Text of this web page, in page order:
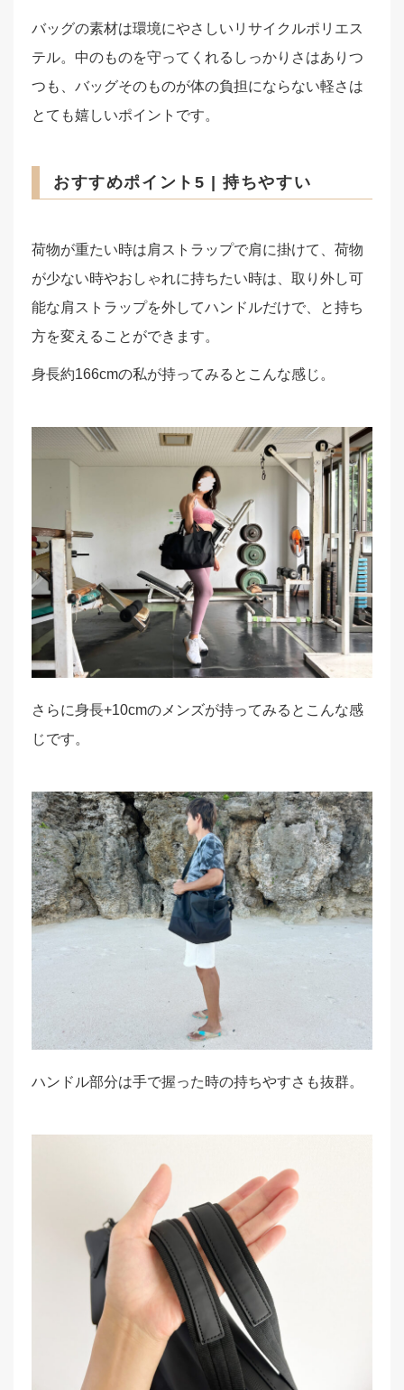
バッグの素材は環境にやさしいリサイクルポリエス
テル。中のものを守ってくれるしっかりさはありつ
つも、バッグそのものが体の負担にならない軽さは
とても嬉しいポイントです。
おすすめポイント5 | 持ちやすい
荷物が重たい時は肩ストラップで肩に掛けて、荷物
が少ない時やおしゃれに持ちたい時は、取り外し可
能な肩ストラップを外してハンドルだけで、と持ち
方を変えることができます。
身長約166cmの私が持ってみるとこんな感じ。
さらに身長+10cmのメンズが持ってみるとこんな感
じです。
ハンドル部分は手で握った時の持ちやすさも抜群。